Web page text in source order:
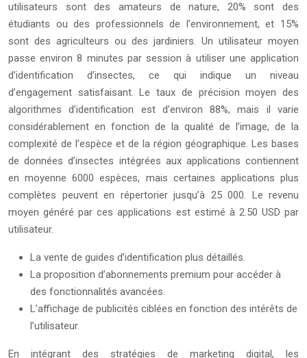
utilisateurs sont des amateurs de nature, 20% sont des
étudiants ou des professionnels de l’environnement, et 15%
sont des agriculteurs ou des jardiniers. Un utilisateur moyen
passe environ 8 minutes par session à utiliser une application
d’identification d’insectes, ce qui indique un niveau
d’engagement satisfaisant. Le taux de précision moyen des
algorithmes d’identification est d’environ 88%, mais il varie
considérablement en fonction de la qualité de l’image, de la
complexité de l’espèce et de la région géographique. Les bases
de données d’insectes intégrées aux applications contiennent
en moyenne 6000 espèces, mais certaines applications plus
complètes peuvent en répertorier jusqu’à 25 000. Le revenu
moyen généré par ces applications est estimé à 2.50 USD par
utilisateur.
La vente de guides d’identification plus détaillés.
La proposition d’abonnements premium pour accéder à
des fonctionnalités avancées.
L’affichage de publicités ciblées en fonction des intérêts de
l’utilisateur.
En intégrant des stratégies de marketing digital, les